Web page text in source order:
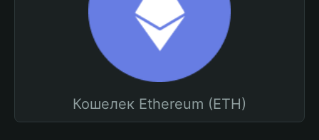
Кошелек Ethereum (ETH)